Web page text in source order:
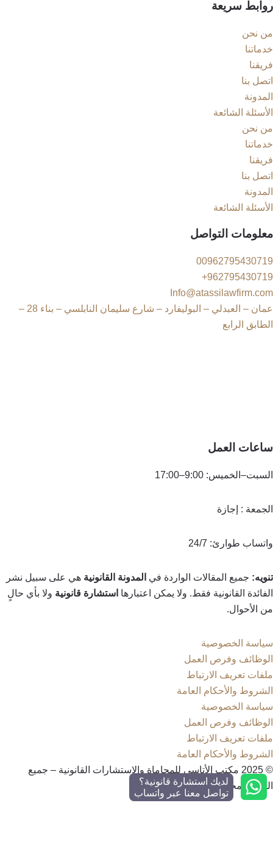
روابط سريعة
من نحن
خدماتنا
فريقنا
اتصل بنا
المدونة
الأسئلة الشائعة
من نحن
خدماتنا
فريقنا
اتصل بنا
المدونة
الأسئلة الشائعة
معلومات التواصل
00962795430719
962795430719+
Info@atassilawfirm.com
عمان – العبدلي – البوليفارد – شارع سليمان النابلسي – بناء 28 –
الطابق الرابع
ساعات العمل
السبت–الخميس: 9:00–17:00
الجمعة : إجازة
واتساب طوارئ: 24/7
تنويه: جميع المقالات الواردة في المدونة القانونية هي على سبيل نشر
الفائدة القانونية فقط. ولا يمكن اعتبارها استشارة قانونية ولا بأي حالٍ
من الأحوال.
سياسة الخصوصية
الوظائف وفرص العمل
ملفات تعريف الارتباط
الشروط والأحكام العامة
سياسة الخصوصية
الوظائف وفرص العمل
ملفات تعريف الارتباط
الشروط والأحكام العامة
©
2025 مكتب الأتاسي للمحاماة والاستشارات القانونية – جميع
الحقوق محفوظة.لديك استشارة قانونية؟
تواصل معنا عبر واتساب